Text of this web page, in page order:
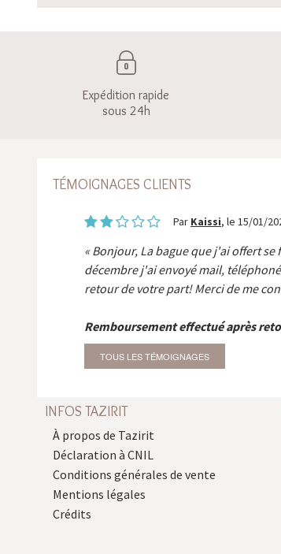
Expédition rapide
sous 24h
TÉMOIGNAGES CLIENTS
Par Kaissi, le 15/01/
Bonjour, La bague que j'ai offert
décembre j'ai envoyé mail,
retour de votre part! Merci de me
Remboursement effectué après
TOUS LES TÉMOIGNAGES
INFOS TAZIRIT
À propos de Tazirit
Déclaration à CNIL
Conditions générales de vente
Mentions légales
Crédits